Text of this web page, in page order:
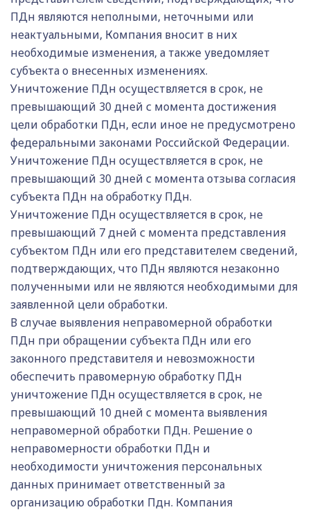
ПДн являются неполными, неточными или
неактуальными, Компания вносит в них
необходимые изменения, а также уведомляет
субъекта о внесенных изменениях.
Уничтожение ПДн осуществляется в срок, не
превышающий 30 дней с момента достижения
цели обработки ПДн, если иное не предусмотрено
федеральными законами Российской Федерации.
Уничтожение ПДн осуществляется в срок, не
превышающий 30 дней с момента отзыва согласия
субъекта ПДн на обработку ПДн.
Уничтожение ПДн осуществляется в срок, не
превышающий 7 дней с момента представления
субъектом ПДн или его представителем сведений,
подтверждающих, что ПДн являются незаконно
полученными или не являются необходимыми для
заявленной цели обработки.
В случае выявления неправомерной обработки
ПДн при обращении субъекта ПДн или его
законного представителя и невозможности
обеспечить правомерную обработку ПДн
уничтожение ПДн осуществляется в срок, не
превышающий 10 дней с момента выявления
неправомерной обработки ПДн. Решение о
неправомерности обработки ПДн и
необходимости уничтожения персональных
данных принимает ответственный за
организацию обработки Пдн. Компания